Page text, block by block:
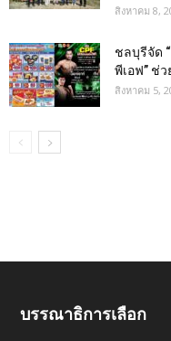
สิงหาคม 8,
ชลบุรีจัด
พีเอฟ” ช่
สิงหาคม 5,
บรรณาธิการเลือก